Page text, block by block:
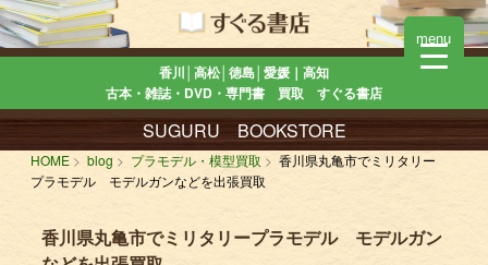
香川│高松│徳島│愛媛｜高知
古本・雑誌・DVD・専門書 買取 すぐる書店
SUGURU BOOKSTORE
HOME blog プラモデル・模型買取
香川県丸亀市でミリタリー
プラモデル モデルガンなどを出張買取
香川県丸亀市でミリタリープラモデル モデルガン
menu